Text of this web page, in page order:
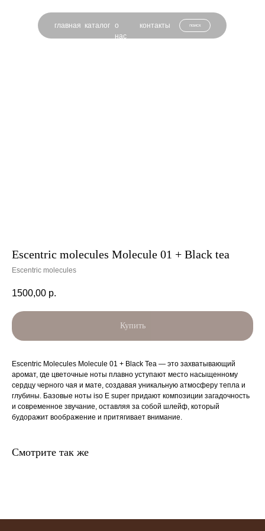
поиск
главная каталог о
нас
контакты
Escentric molecules Molecule 01 + Black tea
Escentric molecules
1500,00 р.
Купить
Escentric Molecules Molecule 01 + Black Tea — это захватывающий
аромат, где цветочные ноты плавно уступают место насыщенному
сердцу черного чая и мате, создавая уникальную атмосферу тепла и
глубины. Базовые ноты iso E super придают композиции загадочность
и современное звучание, оставляя за собой шлейф, который
будоражит воображение и притягивает внимание.
Смотрите так же
связаться
поиск
главная каталог
о
нас
контакты